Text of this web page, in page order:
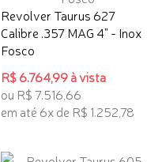
Revolver Taurus 627
Calibre .357 MAG 4" - Inox
Fosco
R$ 6.764,99 à vista
ou R$ 7.516,66
em até 6x de R$ 1.252,78